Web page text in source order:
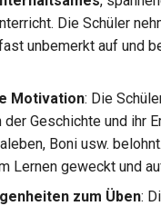
Die Schüler
unbemerkt auf und
Motivation: Die
der Geschichte und ihr
Boni usw.
Lernen geweckt und
zum Üben: